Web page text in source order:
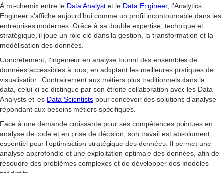
À mi-chemin entre le Data Analyst et le Data Engineer, l'Analytics
Engineer s’affiche aujourd’hui comme un profil incontournable dans les
entreprises modernes. Grâce à sa double expertise, technique et
stratégique, il joue un rôle clé dans la gestion, la transformation et la
modélisation des données.
Concrètement, l'ingénieur en analyse fournit des ensembles de
données accessibles à tous, en adoptant les meilleures pratiques de
visualisation. Contrairement aux métiers plus traditionnels dans la
data, celui-ci se distingue par son étroite collaboration avec les Data
Analysts et les Data Scientists pour concevoir des solutions d’analyse
répondant aux besoins métiers spécifiques.
Face à une demande croissante pour ses compétences pointues en
analyse de code et en prise de décision, son travail est absolument
essentiel pour l’optimisation stratégique des données. Il permet une
analyse approfondie et une exploitation optimale des données, afin de
résoudre des problèmes complexes et de développer des modèles